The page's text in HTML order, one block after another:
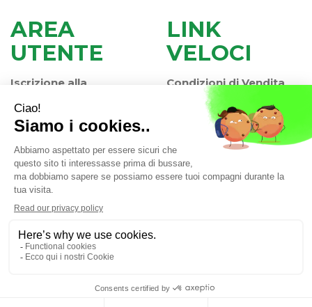
AREA
UTENTE
Iscrizione alla
Newsletter
Contatti
Informativa Privacy
LINK
VELOCI
Condizioni di Vendita
Modalità di Pagamento
Modalità di Spedizione
e Ritiro
Valli di Chioggia (VE)
info@farmaciaiaccheri.it
04025840275 | Numero R.E.A.: VE-358876